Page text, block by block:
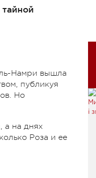
Намри вышла
публикуя
Но
а на днях
Роза и ее